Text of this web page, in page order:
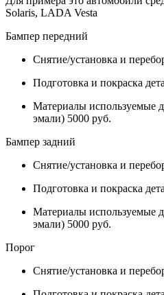
Solaris, LADA Vesta
Бампер передний
Снятие/установка и
Подготовка и покраска
Материалы используемые
эмали) 5000 руб.
Бампер задний
Снятие/установка и
Подготовка и покраска
Материалы используемые
эмали) 5000 руб.
Порог
Снятие/установка и